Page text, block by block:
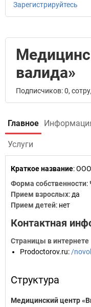
Зарегистрируйтесь
валида»
Подписчиков: 0,
Главное
Услуги
Краткое название:ООО
Форма собственности:
Прием взрослых: да
Прием детей: нет
Контактная
Страницы в интернете
Prodoctorov.ru: /
Структура
Медицинский центр